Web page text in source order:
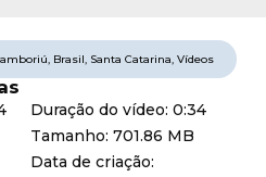
, Brasil, Santa Catarina, Vídeos
Duração do vídeo: 0:34
Tamanho: 701.86 MB
Data de criação: